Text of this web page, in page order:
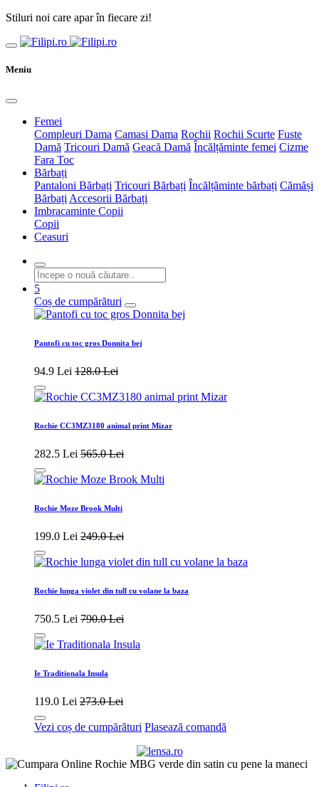
Stiluri noi care apar în fiecare zi!
Meniu
Femei
Compleuri Dama Camasi Dama Rochii Rochii Scurte Fuste
Damă Tricouri Damă Geacă Damă Încălțăminte femei Cizme
Fara Toc
Bărbați
Pantaloni Bărbați Tricouri Bărbați Încălțăminte bărbați Cămăși
Bărbați Accesorii Bărbați
Imbracaminte Copii
Copii
Ceasuri
5
Coș de cumpărături
Pantofi cu toc gros Donnita bej
94.9 Lei 128.0 Lei
Rochie CC3MZ3180 animal print Mizar
282.5 Lei 565.0 Lei
Rochie Moze Brook Multi
199.0 Lei 249.0 Lei
Rochie lunga violet din tull cu volane la baza
750.5 Lei 790.0 Lei
Ie Traditionala Insula
119.0 Lei 273.0 Lei
Vezi coș de cumpărături Plasează comandă